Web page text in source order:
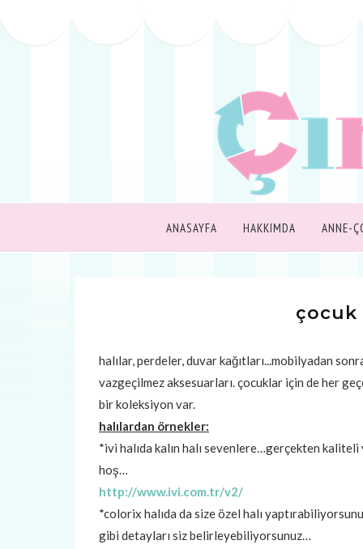
ANASAYFA HAKKIMDA ANNE-
çocuk
halılar, perdeler, duvar kağıtları...mobilyadan
vazgeçilmez aksesuarları. çocuklar için de her
bir koleksiyon var.
halılardan örnekler:
*ivi halıda kalın halı sevenlere…gerçekten
hoş…
http://www.ivi.com.tr/v2/
*colorix halıda da size özel halı
gibi detayları siz belirleyebiliyorsunuz…